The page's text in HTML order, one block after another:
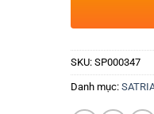
SKU: SP000347
Danh mục: